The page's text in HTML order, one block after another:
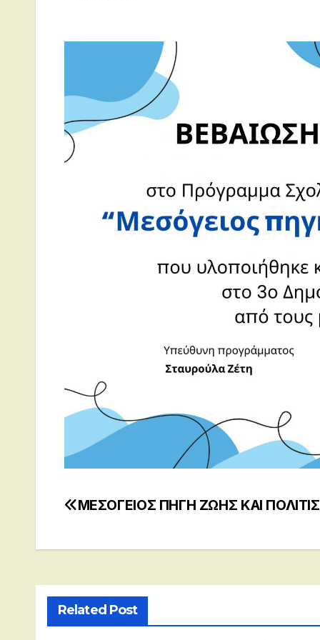
Post
ΜΕΣΟΓΕΙΟΣ ΠΗΓΗ ΖΩΗΣ ΚΑΙ
Related Post